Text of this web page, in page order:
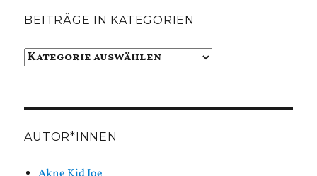
BEITRÄGE IN KATEGORIEN
Beiträge
AUTOR*INNEN